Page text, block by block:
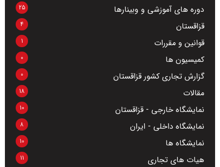
دوره های آموزشی و وبینارها 25
قزاقستان 4
قوانین و مقررات 1
کمیسیون ها 0
گزارش تجاری کشور قزاقستان 0
مقالات 18
نمایشگاه خارجی - قزاقستان 10
نمایشگاه داخلی - ایران 8
نمایشگاه ها 10
هیات های تجاری 11